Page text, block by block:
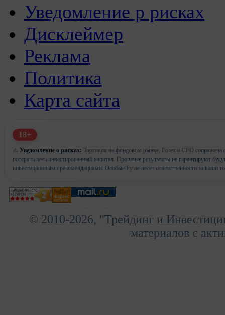
Уведомление р рисках
Дисклеймер
Реклама
Политика
Карта сайта
18+
⚠️ Уведомление о рисках: Торговля на фондовом рынке, Forex и CFD сопряжена
потерять весь инвестированный капитал. Прошлые результаты не гарантируют
инвестиционными рекомендациями. Особые Ру не несет ответственности за ваши
© 2010-2026, "Трейдинг и
материалов с